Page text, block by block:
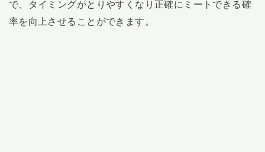
で、タイミングがとりやすくなり正確にミートできる確
率を向上させることができます。